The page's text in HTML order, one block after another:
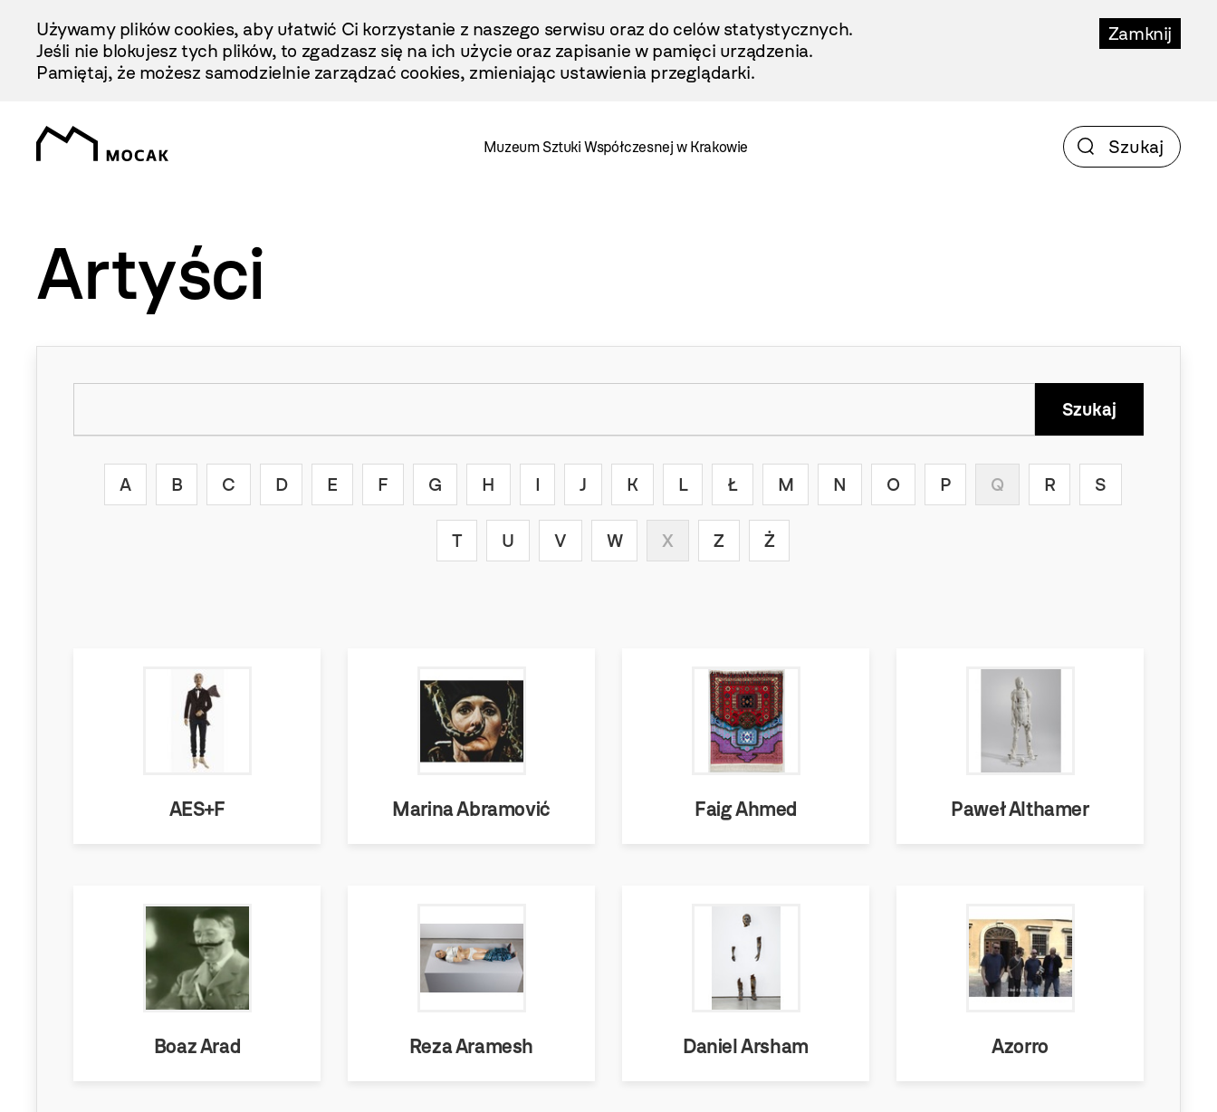
Treści
Zamknij
Używamy plików cookies, aby ułatwić Ci korzystanie z naszego serwisu oraz do celów statystycznych.
Jeśli nie blokujesz tych plików, to zgadzasz się na ich użycie oraz zapisanie w pamięci urządzenia.
Pamiętaj, że możesz samodzielnie zarządzać cookies, zmieniając ustawienia przeglądarki.
Muzeum Sztuki Współczesnej w Krakowie
Artyści
A B C D E F G H I J K L Ł M N O P Q R S
T U V W X Z Ż
AES+F Marina Abramović Faig Ahmed Paweł Althamer
Boaz Arad Reza Aramesh Daniel Arsham Azorro